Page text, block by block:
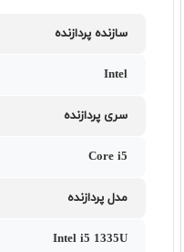
سازنده پردازنده
Intel
سری پردازنده
Core i5
مدل پردازنده
Intel i5 1335U